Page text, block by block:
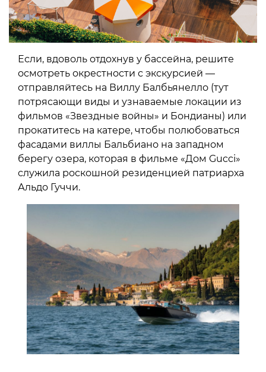
Если, вдоволь отдохнув у бассейна, решите
осмотреть окрестности с экскурсией —
отправляйтесь на Виллу Балбьянелло (тут
потрясающи виды и узнаваемые локации из
фильмов «Звездные войны» и Бондианы) или
прокатитесь на катере, чтобы полюбоваться
фасадами виллы Бальбиано на западном
берегу озера, которая в фильме «Дом Gucci»
служила роскошной резиденцией патриарха
Альдо Гуччи.